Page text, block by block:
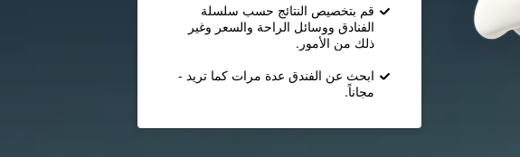
قم بتخصيص النتائج حسب سلسلة
الفنادق ووسائل الراحة والسعر وغير
ذلك من الأمور.
ابحث عن الفندق عدة مرات كما تريد -
مجاناً.